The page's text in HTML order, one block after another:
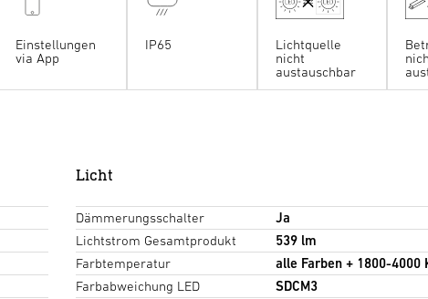
Einstellungen
via App
IP65
Lichtquelle
nicht
austauschbar
Licht
Dämmerungsschalter
Ja
Lichtstrom Gesamtprodukt
539 lm
Farbtemperatur
alle Farben + 1800-4000
Farbabweichung LED
SDCM3